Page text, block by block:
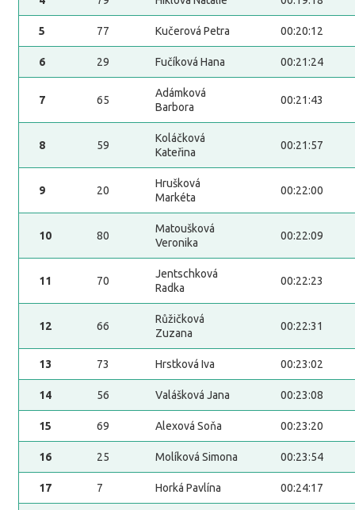
5 77 Kučerová Petra 00:20:12
6 29 Fučíková Hana 00:21:24
7 65
Adámková
Barbora
00:21:43
8 59
Koláčková
Kateřina
00:21:57
9 20
Hrušková
Markéta
00:22:00
10 80
Matoušková
Veronika
00:22:09
11 70
Jentschková
Radka
00:22:23
12 66
Růžičková
Zuzana
00:22:31
13 73 Hrstková Iva 00:23:02
14 56 Valášková Jana 00:23:08
15 69 Alexová Soňa 00:23:20
16 25 Molíková Simona 00:23:54
17 7 Horká Pavlína 00:24:17